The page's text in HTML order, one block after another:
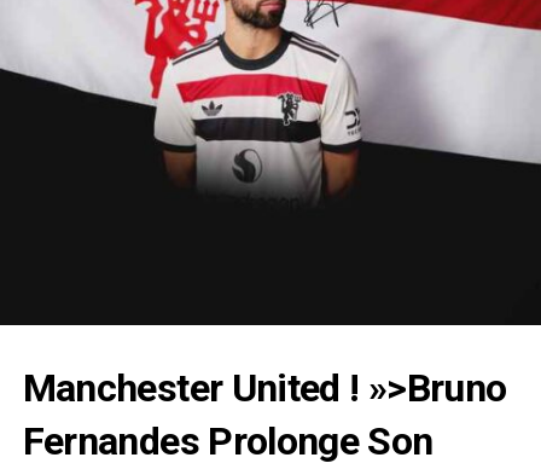
Manchester United ! »>Bruno
Fernandes Prolonge Son